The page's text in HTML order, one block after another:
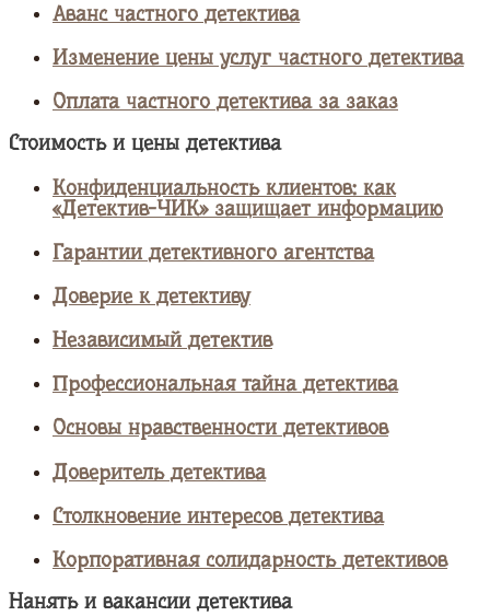
Аванс частного детектива
Изменение цены услуг частного детектива
Оплата частного детектива за заказ
Стоимость и цены детектива
Конфиденциальность клиентов: как
«Детектив-ЧИК» защищает информацию
Гарантии детективного агентства
Доверие к детективу
Независимый детектив
Профессиональная тайна детектива
Основы нравственности детективов
Доверитель детектива
Столкновение интересов детектива
Корпоративная солидарность детективов
Нанять и вакансии детектива